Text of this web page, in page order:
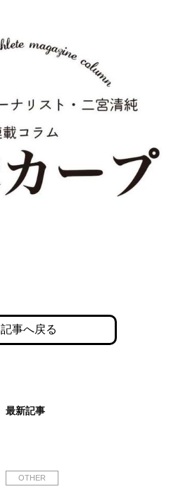
記事へ戻る
最新記事
OTHER